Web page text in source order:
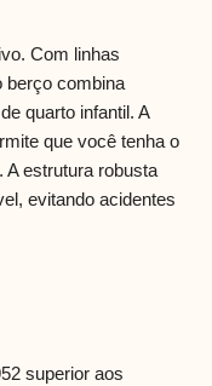
Com linhas
berço combina
quarto infantil. A
que você tenha o
A estrutura robusta
evitando acidentes
superior aos